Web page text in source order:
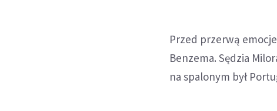
Przed przerwą
Benzema. Sędzia
na spalonym był